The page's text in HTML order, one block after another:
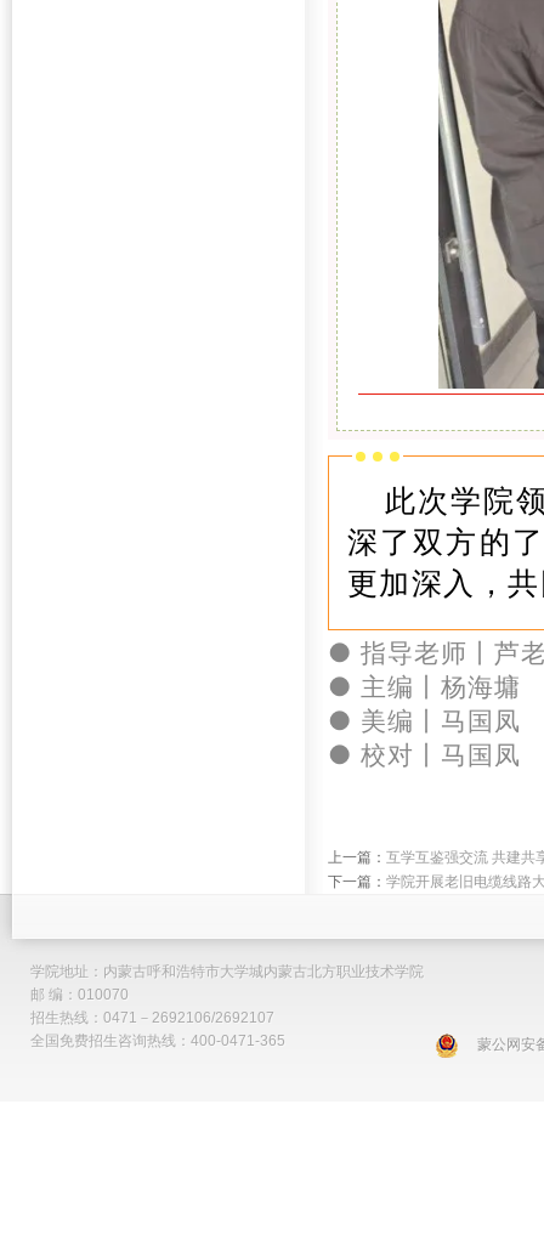
此次学院
深了双方的
更加深入，
● 指导老师丨芦
● 主编丨杨海墉
● 美编丨 马国凤
● 校对丨 马国凤
上一篇： 互学互鉴强交流 共建
下一篇： 学院开展老旧电缆线路
学院地址：内蒙古呼和浩特市大学城内蒙古北方职业技术学院
邮 编：010070
招生热线：0471－2692106/2692107
全国免费招生咨询热线：400-0471-365
蒙公网安